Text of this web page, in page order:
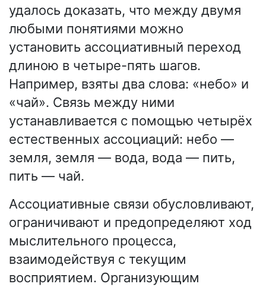
удалось доказать, что между двумя
любыми понятиями можно
установить ассоциативный переход
длиною в четыре-пять шагов.
Например, взяты два слова: «небо» и
«чай». Связь между ними
устанавливается с помощью четырёх
естественных ассоциаций: небо —
земля, земля — вода, вода — пить,
пить — чай.
Ассоциативные связи обусловливают,
ограничивают и предопределяют ход
мыслительного процесса,
взаимодействуя с текущим
восприятием. Организующим